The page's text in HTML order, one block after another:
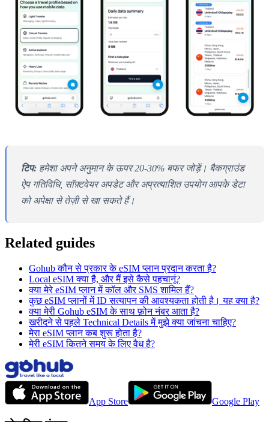
टिप: हमेशा अपने अनुमान के ऊपर 20-30% बफर जोड़ें। बैकग्राउंड
ऐप गतिविधि, सॉफ़्टवेयर अपडेट और अप्रत्याशित उपयोग आपके डेटा
को अपेक्षा से तेज़ी से खा सकते हैं।
Related guides
Gohub कौन से प्रकार के eSIM प्लान प्रदान करता है?
Local eSIM क्या है, और मैं इसे कैसे पहचानूं?
क्या मेरे eSIM प्लान में कॉल और SMS शामिल हैं?
कुछ eSIM प्लानों में ID सत्यापन की आवश्यकता होती है। यह क्या है?
क्या मेरी Gohub eSIM के साथ फ़ोन नंबर आता है?
खरीदने से पहले Technical Details में मुझे क्या जांचना चाहिए?
मेरा eSIM प्लान कब शुरू होता है?
मेरी eSIM कितने समय के लिए वैध है?
App Store Google Play